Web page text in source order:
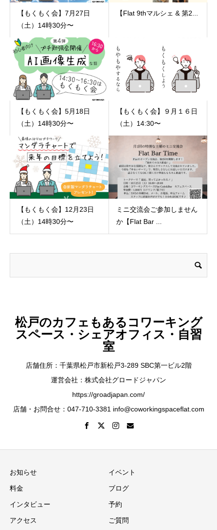
【もくもく会】7月27日
（土）14時30分〜
【Flat 9thマルシェ & 第2...
【もくもく会】5月18日
（土）14時30分〜
【もくもく会】９月１６日
（土）14:30〜
【もくもく会】12月23日
（土）14時30分〜
ミニ交流会ご参加しません
か【Flat Bar ...
松戸のカフェもあるコワーキング
スペース・シェアオフィス・自習
室
店舗住所：千葉県松戸市新松戸3-289 SBC第一ビル2階
運営会社：株式会社グロードジャパン
https://groadjapan.com/
店舗・お問合せ：047-710-3381 info@coworkingspaceflat.com
お知らせ イベント
料金 ブログ
インタビュー 予約
アクセス ご質問